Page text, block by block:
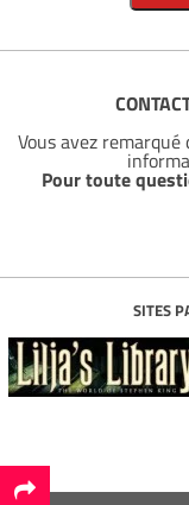
Vous avez
Pour toute
SITES